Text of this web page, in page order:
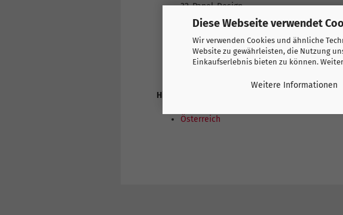
Diese Webseite verwendet
Wir verwenden Cookies und ähnliche
Website zu gewährleisten, die Nutzung
Einkaufserlebnis bieten zu können.
Weitere Informationen
32-Panel-Design
Maschinell vernäht
Glänzend
PUMA und Team-Branding-Details
Alle Altersgruppen
Hier finden Sie weitere Produkte
Österreich